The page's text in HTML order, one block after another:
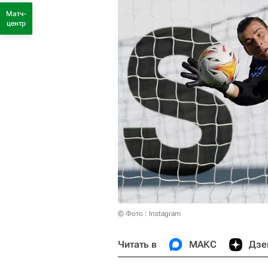
© Фото : Instagram
Читать в МАКС
Матч-
центр